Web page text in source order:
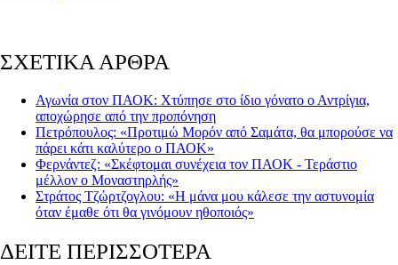
ΣΧΕΤΙΚΑ ΑΡΘΡΑ
Αγωνία στον ΠΑΟΚ: Χτύπησε στο ίδιο γόνατο ο Αντρίγια,
αποχώρησε από την προπόνηση
Πετρόπουλος: «Προτιμώ Μορόν από Σαμάτα, θα μπορούσε να
πάρει κάτι καλύτερο ο ΠΑΟΚ»
Φερνάντεζ: «Σκέφτομαι συνέχεια τον ΠΑΟΚ - Τεράστιο
μέλλον ο Μοναστηρλής»
Στράτος Τζώρτζογλου: «Η μάνα μου κάλεσε την αστυνομία
όταν έμαθε ότι θα γινόμουν ηθοποιός»
ΔΕΙΤΕ ΠΕΡΙΣΣΟΤΕΡΑ